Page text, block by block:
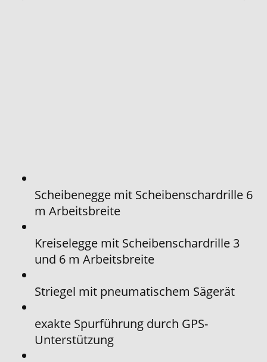
Scheibenegge mit Scheibenschardrille 6
m Arbeitsbreite
Kreiselegge mit Scheibenschardrille 3
und 6 m Arbeitsbreite
Striegel mit pneumatischem Sägerät
exakte Spurführung durch GPS-
Unterstützung